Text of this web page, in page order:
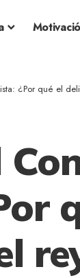
¿Por qué el